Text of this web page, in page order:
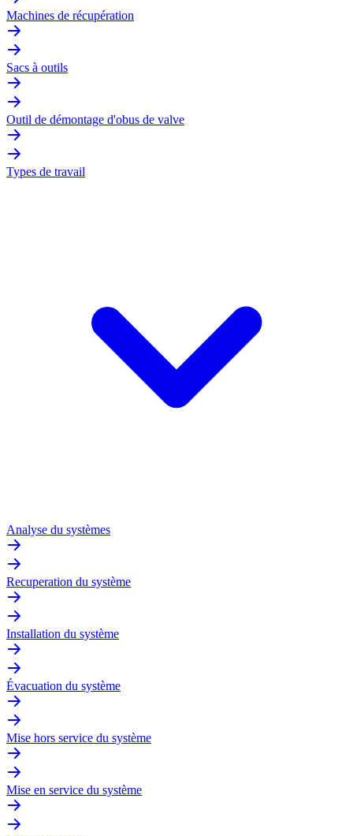
Machines de récupération
Sacs à outils
Outil de démontage d'obus de valve
Types de travail
Analyse du systèmes
Recuperation du système
Installation du système
Évacuation du système
Mise hors service du système
Mise en service du système